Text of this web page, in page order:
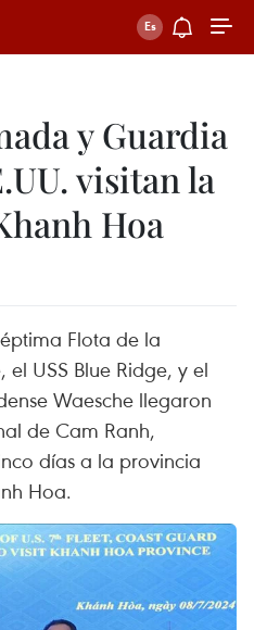
y Guardia
visitan la
Hoa
Flota de la
USS Blue Ridge, y el
Waesche llegaron
de Cam Ranh,
días a la provincia
Hoa.